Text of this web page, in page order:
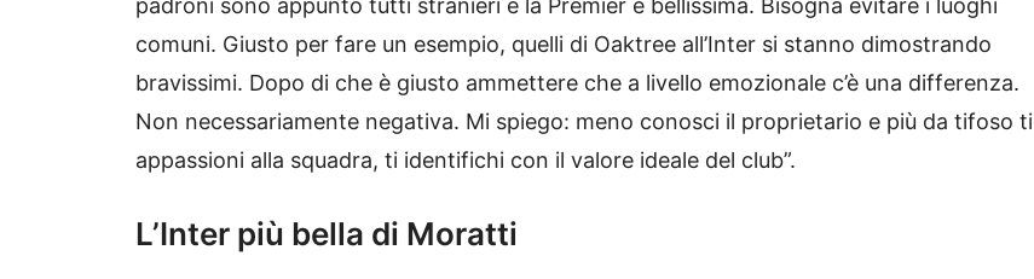
padroni sono appunto tutti stranieri e la Premier è bellissima. Bisogna evitare i luoghi
comuni. Giusto per fare un esempio, quelli di Oaktree all’Inter si stanno dimostrando
bravissimi. Dopo di che è giusto ammettere che a livello emozionale c’è una differenza.
Non necessariamente negativa. Mi spiego: meno conosci il proprietario e più da tifoso ti
appassioni alla squadra, ti identifichi con il valore ideale del club”.
L’Inter più bella di Moratti